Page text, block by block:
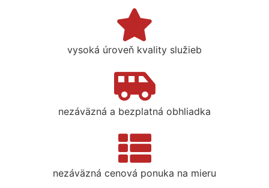
vysoká úroveň kvality služieb
nezáväzná a bezplatná obhliadka
nezáväzná cenová ponuka na mieru